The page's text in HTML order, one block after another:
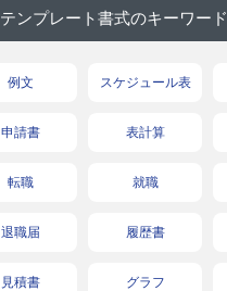
テンプレート書式のキーワード
例文 スケジュール表
申請書 表計算
転職 就職
退職届 履歴書
見積書 グラフ